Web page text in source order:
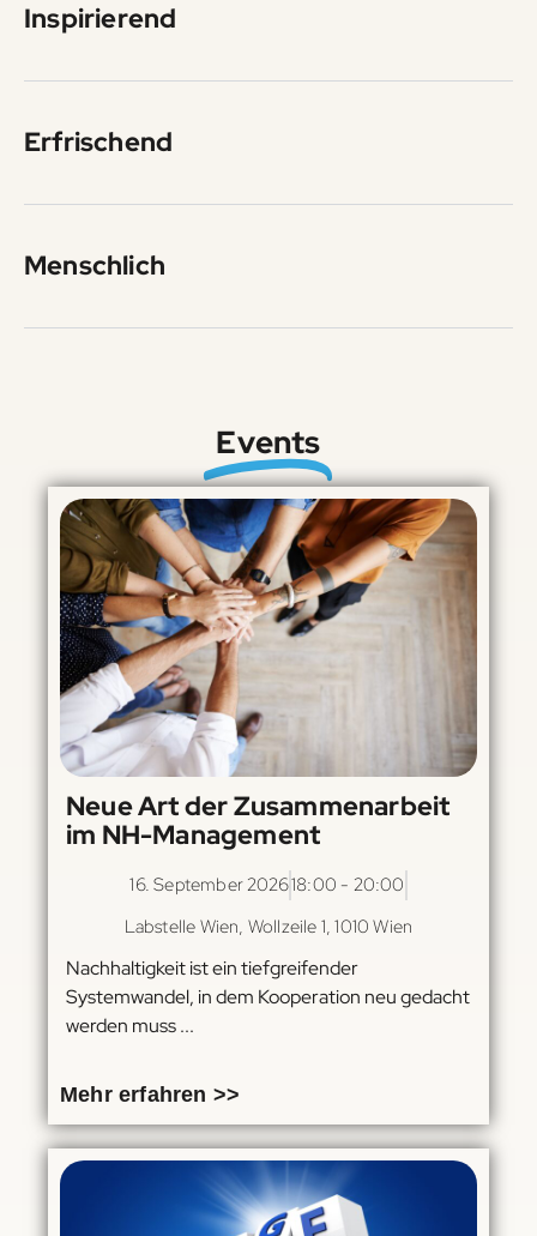
Inspirierend
Erfrischend
Menschlich
Events
Neue Art der Zusammenarbeit
im NH-Management
16. September 202618:00 - 20:00
Labstelle Wien, Wollzeile 1, 1010 Wien
Nachhaltigkeit ist ein tiefgreifender
Systemwandel, in dem Kooperation neu gedacht
werden muss ...
Mehr erfahren >>